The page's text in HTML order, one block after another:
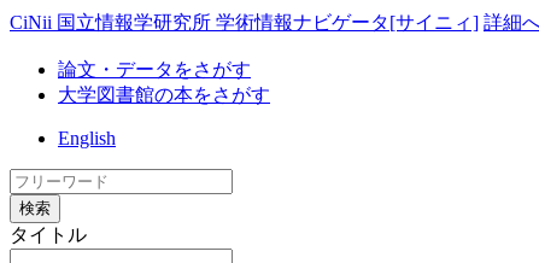
CiNii 国立情報学研究所 学術情報ナビゲータ[サイニィ] 詳細
論文・データをさがす
大学図書館の本をさがす
English
検索
タイトル